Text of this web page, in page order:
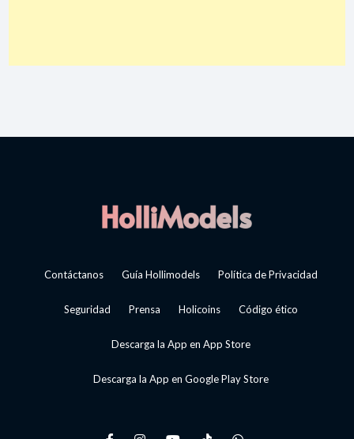
Contáctanos Guía Hollimodels Política de Privacidad
Seguridad Prensa Holicoins Código ético
Descarga la App en App Store
Descarga la App en Google Play Store